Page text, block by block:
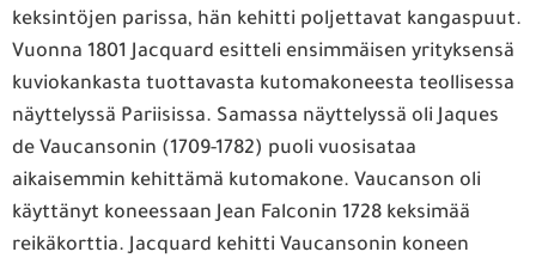
keksintöjen parissa, hän kehitti poljettavat kangaspuut.
Vuonna 1801 Jacquard esitteli ensimmäisen yrityksensä
kuviokankasta tuottavasta kutomakoneesta teollisessa
näyttelyssä Pariisissa. Samassa näyttelyssä oli Jaques
de Vaucansonin (1709-1782) puoli vuosisataa
aikaisemmin kehittämä kutomakone. Vaucanson oli
käyttänyt koneessaan Jean Falconin 1728 keksimää
reikäkorttia. Jacquard kehitti Vaucansonin koneen